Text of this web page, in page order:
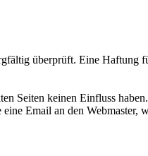
überprüft. Eine
keinen Einfluss
Email an den Webmaster,